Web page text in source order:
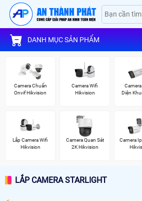
DANH MỤC SẢN PHẨM
Camera Chuẩn
Onvif Hikvision
Camera Wifi
Hikvision
Diện
Lắp Camera Wifi
Hikvision
Camera Quan Sát
2K Hikvision
Camera
LẮP CAMERA STARLIGHT